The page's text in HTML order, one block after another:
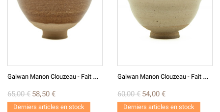
G
Aiwan Manon Clouzeau - Fait Main G26-3
65,00 € 58,50 €
Derniers articles en stock
G
Aiwan Manon Clouzeau - Fait Main G24-24
60,00 € 54,00 €
Derniers articles en stock